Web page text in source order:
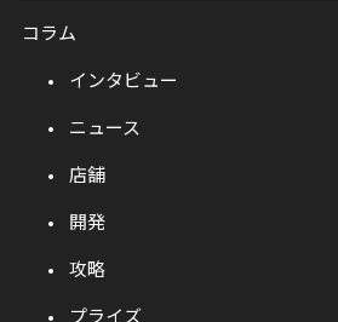
コラム
インタビュー
ニュース
店舗
開発
攻略
プライズ